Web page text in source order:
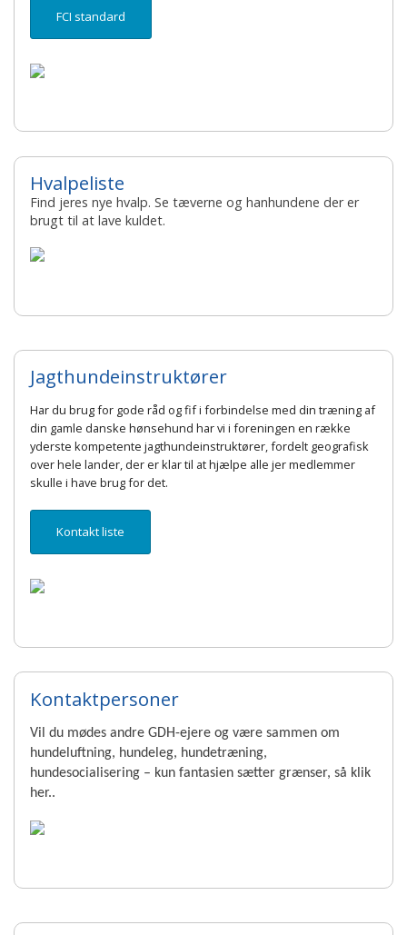
FCI standard
Hvalpeliste
Find jeres nye hvalp. Se tæverne og hanhundene der er
brugt til at lave kuldet.
Jagthundeinstruktører
Har du brug for gode råd og fif i forbindelse med din træning af
din gamle danske hønsehund har vi i foreningen en række
yderste kompetente jagthundeinstruktører, fordelt geografisk
over hele lander, der er klar til at hjælpe alle jer medlemmer
skulle i have brug for det.
Kontakt liste
Kontaktpersoner
Vil du mødes andre GDH-ejere og være sammen om
hundeluftning, hundeleg, hundetræning,
hundesocialisering – kun fantasien sætter grænser, så klik
her..